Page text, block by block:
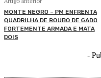
MONTE NEGRO – PM ENFRENTA
QUADRILHA DE ROUBO DE GADO
FORTEMENTE ARMADA E MATA
DOIS
-